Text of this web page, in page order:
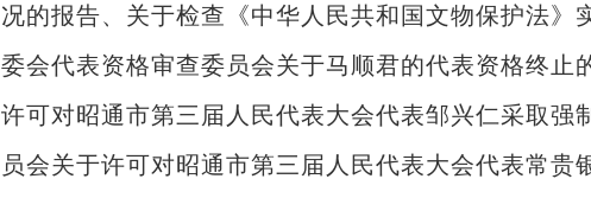
况的报告、关于检查《中华人民共和国文物保护法》
委会代表资格审查委员会关于马顺君的代表资格终止
许可对昭通市第三届人民代表大会代表邹兴仁采取
员会关于许可对昭通市第三届人民代表大会代表常